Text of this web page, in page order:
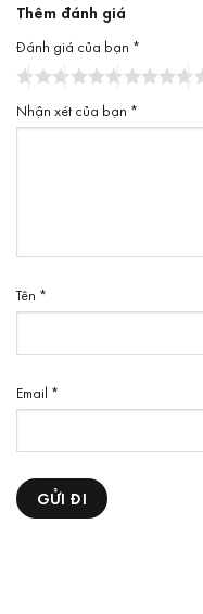
Thêm đánh giá
Đánh giá của bạn *
Nhận xét của bạn *
Tên *
Email *